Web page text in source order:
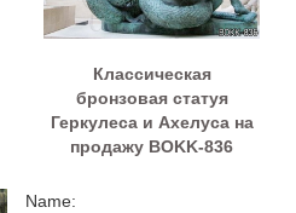
Классическая
бронзовая статуя
Геркулеса и Ахелуса на
продажу BOKK-836
Name: